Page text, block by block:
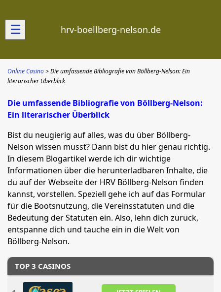
☰ hrv-boellberg-nelson.de
Online Casino
Die umfassende Bibliografie von Böllberg-Nelson: Ein
literarischer Überblick
Die umfassende Bibliografie von Böllberg-Nelson:
Ein literarischer Überblick
Bist du neugierig auf alles, was du über Böllberg-
Nelson wissen musst? Dann bist du hier genau richtig.
In diesem Blogartikel werde ich dir wichtige
Informationen über die herunterladbaren Inhalte, die
du auf der Webseite der HRV Böllberg-Nelson finden
kannst, vorstellen. Speziell gehe ich auf das Formular
für die Bootsnutzung, die Vereinsstatuten und die
Bedeutung der Statuten ein. Also, lehn dich zurück,
entspanne dich und tauche ein in die Welt von
Böllberg-Nelson.
TOP 3 CASINOS